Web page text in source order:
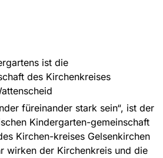
ist die
des Kirchenkreises
füreinander stark sein“, ist der
Kindergarten-gemeinschaft
Kirchen-kreises Gelsenkirchen
wirken der Kirchenkreis und die